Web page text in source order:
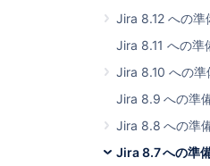
Jira 8.12 への準
Jira 8.11 への準
Jira 8.10 への準
Jira 8.9 への準
Jira 8.8 への準
Jira 8.7 への準
If the error message
you can find more details
<home-